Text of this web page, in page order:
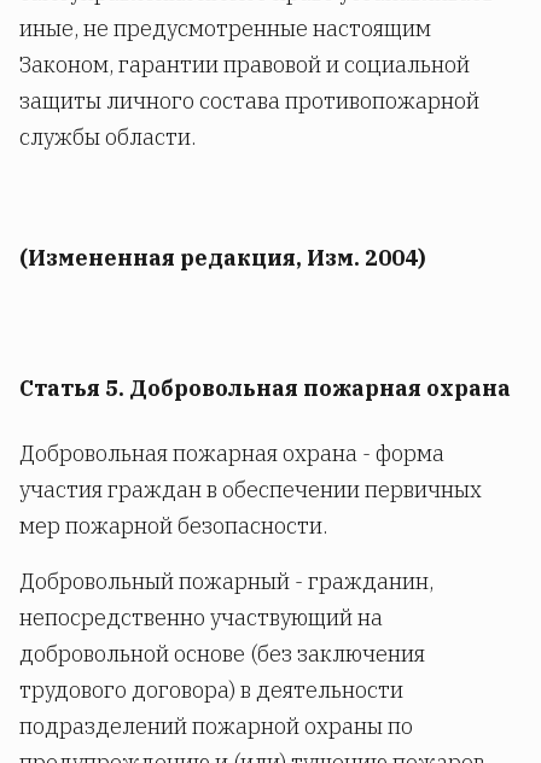
иные, не предусмотренные настоящим
Законом, гарантии правовой и социальной
защиты личного состава противопожарной
службы области.
(Измененная редакция, Изм. 2004)
Статья 5. Добровольная пожарная охрана
Добровольная пожарная охрана - форма
участия граждан в обеспечении первичных
мер пожарной безопасности.
Добровольный пожарный - гражданин,
непосредственно участвующий на
добровольной основе (без заключения
трудового договора) в деятельности
подразделений пожарной охраны по